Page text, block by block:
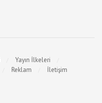
Yayın İlkeleri
Reklam İletişim